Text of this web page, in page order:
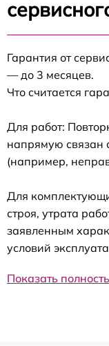
Гарантия от
— до 3 месяцев.
Что считается
Для работ:
напрямую связан
(например,
Для
строя, утрата
заявленным
условий
Показать